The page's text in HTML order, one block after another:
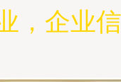
，企业